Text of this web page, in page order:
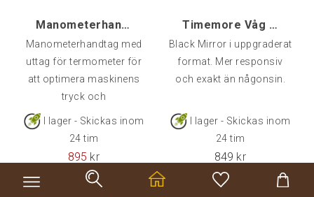
RESERVDELAR
KAMPANJER
KUNDTJÄNST
Manometerhandtag E61, med T-uttag
Manometerhandtag med
uttag för termometer för
att optimera maskinens
tryck och
temperatur.Öppningsbar
tappventil underlättar
simulering av en "riktig"
extraktion vid
I lager - Skickas inom
24 tim
895 kr
Timemore Våg Black Mirror 2, Svart
Black Mirror i uppgraderat
format. Mer responsiv
och exakt än någonsin.
I lager - Skickas inom
24 tim
849 kr